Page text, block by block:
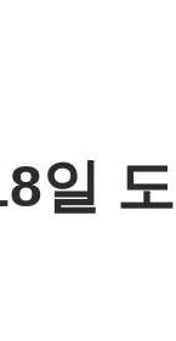
일 도